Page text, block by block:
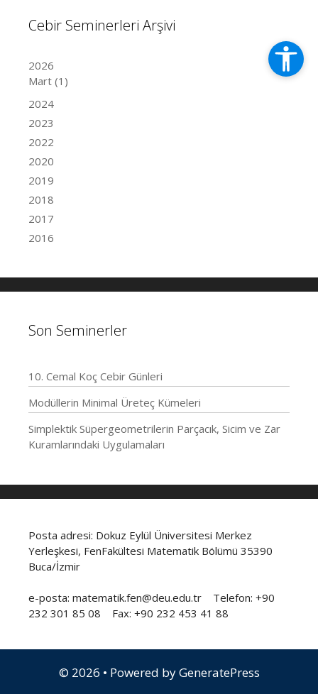
Cebir Seminerleri Arşivi
2026
Mart (1)
2024
2023
2022
2020
2019
2018
2017
2016
Son Seminerler
10. Cemal Koç Cebir Günleri
Modüllerin Minimal Üreteç Kümeleri
Simplektik Süpergeometrilerin Parçacık, Sicim ve Zar
Kuramlarındaki Uygulamaları
Posta adresi: Dokuz Eylül Üniversitesi Merkez
Yerleşkesi, FenFakültesi Matematik Bölümü 35390
Buca/İzmir
e-posta: matematik.fen@deu.edu.tr Telefon: +90
232 301 85 08 Fax: +90 232 453 41 88
© 2026 • Powered byGeneratePress